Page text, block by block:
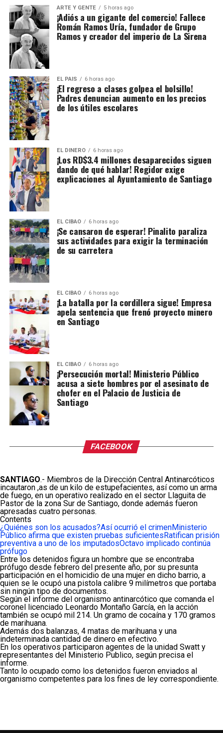
ARTE Y GENTE 5 horas ago
¡Adiós a un gigante del comercio! Fallece
Román Ramos Uría, fundador de Grupo
Ramos y creador del imperio de La Sirena
EL PAIS 6 horas ago
¡El regreso a clases golpea el bolsillo!
Padres denuncian aumento en los precios
de los útiles escolares
EL DINERO 6 horas ago
¡Los RD$3.4 millones desaparecidos siguen
dando de qué hablar! Regidor exige
explicaciones al Ayuntamiento de Santiago
EL CIBAO 6 horas ago
¡Se cansaron de esperar! Pinalito paraliza
sus actividades para exigir la terminación
de su carretera
EL CIBAO 6 horas ago
¡La batalla por la cordillera sigue! Empresa
apela sentencia que frenó proyecto minero
en Santiago
EL CIBAO 6 horas ago
¡Persecución mortal! Ministerio Público
acusa a siete hombres por el asesinato de
chofer en el Palacio de Justicia de
Santiago
FACEBOOK
SANTIAGO.- Miembros de la Dirección Central Antinarcóticos
incautaron ,as de un kilo de estupefacientes, así como un arma
de fuego, en un operativo realizado en el sector Llaguita de
Pastor de la zona Sur de Santiago, donde además fueron
apresadas cuatro personas.
Contents
¿Quiénes son los acusados?Así ocurrió el crimenMinisterio
Público afirma que existen pruebas suficientesRatifican prisión
preventiva a uno de los imputadosOctavo implicado continúa
prófugo
Entre los detenidos figura un hombre que se encontraba
prófugo desde febrero del presente año, por su presunta
participación en el homicidio de una mujer en dicho barrio, a
quien se le ocupó una pistola calibre 9 milímetros que portaba
sin ningún tipo de documentos.
Según el informe del organismo antinarcótico que comanda el
coronel licenciado Leonardo Montaño García, en la acción
también se ocupó mil 214. Un gramo de cocaína y 170 gramos
de marihuana.
Además dos balanzas, 4 matas de marihuana y una
indeterminada cantidad de dinero en efectivo.
En los operativos participaron agentes de la unidad Swatt y
representantes del Ministerio Publico, según precisa el
informe.
Tanto lo ocupado como los detenidos fueron enviados al
organismo competentes para los fines de ley correspondiente.